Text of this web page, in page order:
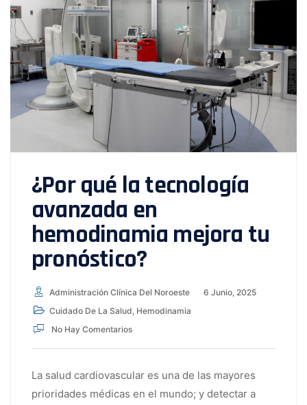
¿Por qué la tecnología
avanzada en
hemodinamia mejora tu
pronóstico?
Administración Clínica Del Noroeste
6 Junio, 2025
Cuidado De La Salud, Hemodinamia
No Hay Comentarios
La salud cardiovascular es una de las mayores
prioridades médicas en el mundo; y detectar a